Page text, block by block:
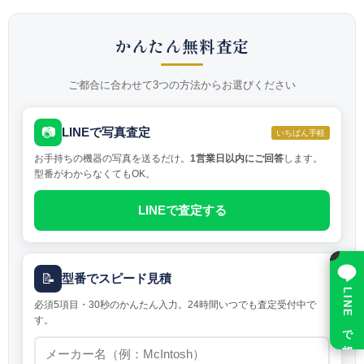
かんたん無料査定
ご都合に合わせて3つの方法からお選びください
📷 LINEで写真査定 いちばん手軽
お手持ちの機器の写真を送るだけ。 1営業日以内にご回答します。
型番がわからなくてもOK。
LINEで査定する
📝 型番でスピード見積
必須5項目・30秒のかんたん入力。24時間いつでも査定受付中で
す。
LINE で相談
×